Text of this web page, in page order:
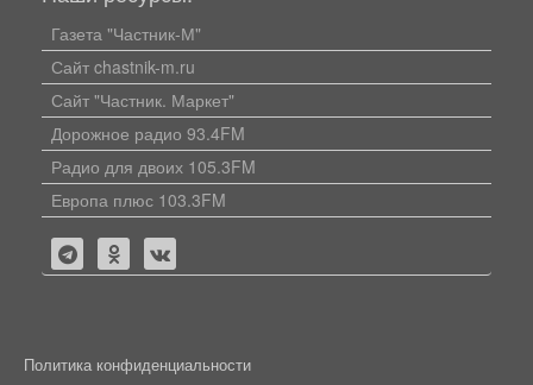
Газета "Частник-М"
Сайт chastnik-m.ru
Сайт "Частник. Маркет"
Дорожное радио 93.4FM
Радио для двоих 105.3FM
Европа плюс 103.3FM
Политика конфиденциальности